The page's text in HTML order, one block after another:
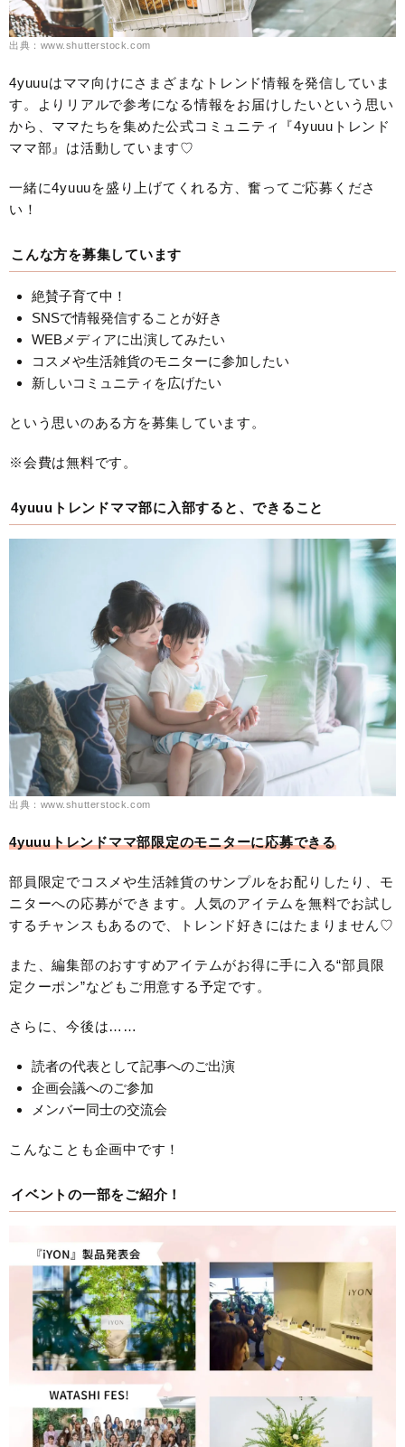
出典：www.shutterstock.com
4yuuuはママ向けにさまざまなトレンド情報を発信していま
す。よりリアルで参考になる情報をお届けしたいという思い
から、ママたちを集めた公式コミュニティ『4yuuuトレンド
ママ部』は活動しています♡
一緒に4yuuuを盛り上げてくれる方、奮ってご応募くださ
い！
こんな方を募集しています
絶賛子育て中！
SNSで情報発信することが好き
WEBメディアに出演してみたい
コスメや生活雑貨のモニターに参加したい
新しいコミュニティを広げたい
という思いのある方を募集しています。
※会費は無料です。
4yuuuトレンドママ部に入部すると、できること
出典：www.shutterstock.com
4yuuuトレンドママ部限定のモニターに応募できる
部員限定でコスメや生活雑貨のサンプルをお配りしたり、モ
ニターへの応募ができます。人気のアイテムを無料でお試し
するチャンスもあるので、トレンド好きにはたまりません♡
また、編集部のおすすめアイテムがお得に手に入る“部員限
定クーポン”などもご用意する予定です。
さらに、今後は……
読者の代表として記事へのご出演
企画会議へのご参加
メンバー同士の交流会
こんなことも企画中です！
イベントの一部をご紹介！